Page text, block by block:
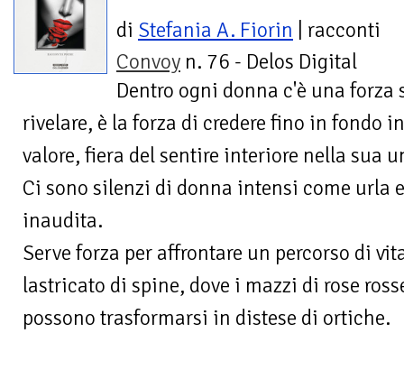
di Stefania A. Fiorin | racconti
Convoy n. 76 - Delos Digital
Dentro ogni donna c'è una
rivelare, è la forza di credere fino in fondo
valore, fiera del sentire interiore nella sua
Ci sono silenzi di donna intensi come urla
inaudita.
Serve forza per affrontare un percorso di
lastricato di spine, dove i mazzi di rose
possono trasformarsi in distese di ortiche.